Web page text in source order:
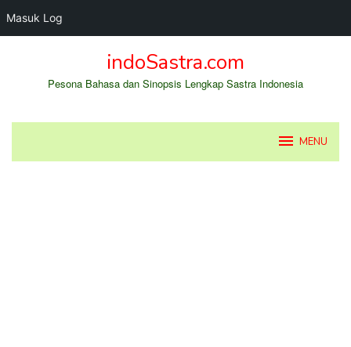
Masuk Log
indoSastra.com
Pesona Bahasa dan Sinopsis Lengkap Sastra Indonesia
MENU